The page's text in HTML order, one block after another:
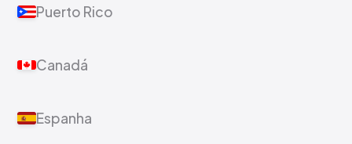
Puerto Rico
Canadá
Espanha